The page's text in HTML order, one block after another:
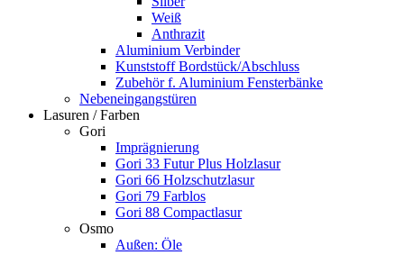
Weiß
Anthrazit
Aluminium Verbinder
Kunststoff Bordstück/Abschluss
Zubehör f. Aluminium Fensterbänke
Nebeneingangstüren
Lasuren / Farben
Gori
Imprägnierung
Gori 33 Futur Plus Holzlasur
Gori 66 Holzschutzlasur
Gori 79 Farblos
Gori 88 Compactlasur
Osmo
Außen: Öle